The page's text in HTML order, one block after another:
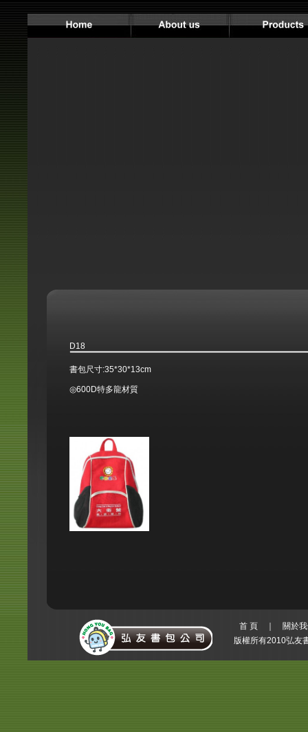
D18
書包尺寸:35*30*13cm
◎600D特多龍材質
首 頁
關於
版權所有2010弘友